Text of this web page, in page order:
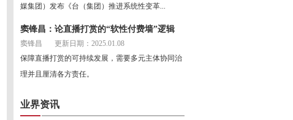
媒集团）发布《台（集团）推进系统性变革...
窦锋昌：论直播打赏的“软性付费墙”逻辑
窦锋昌
更新日期：2025.01.08
保障直播打赏的可持续发展，需要多元主体协同治
理并且厘清各方责任。
业界资讯